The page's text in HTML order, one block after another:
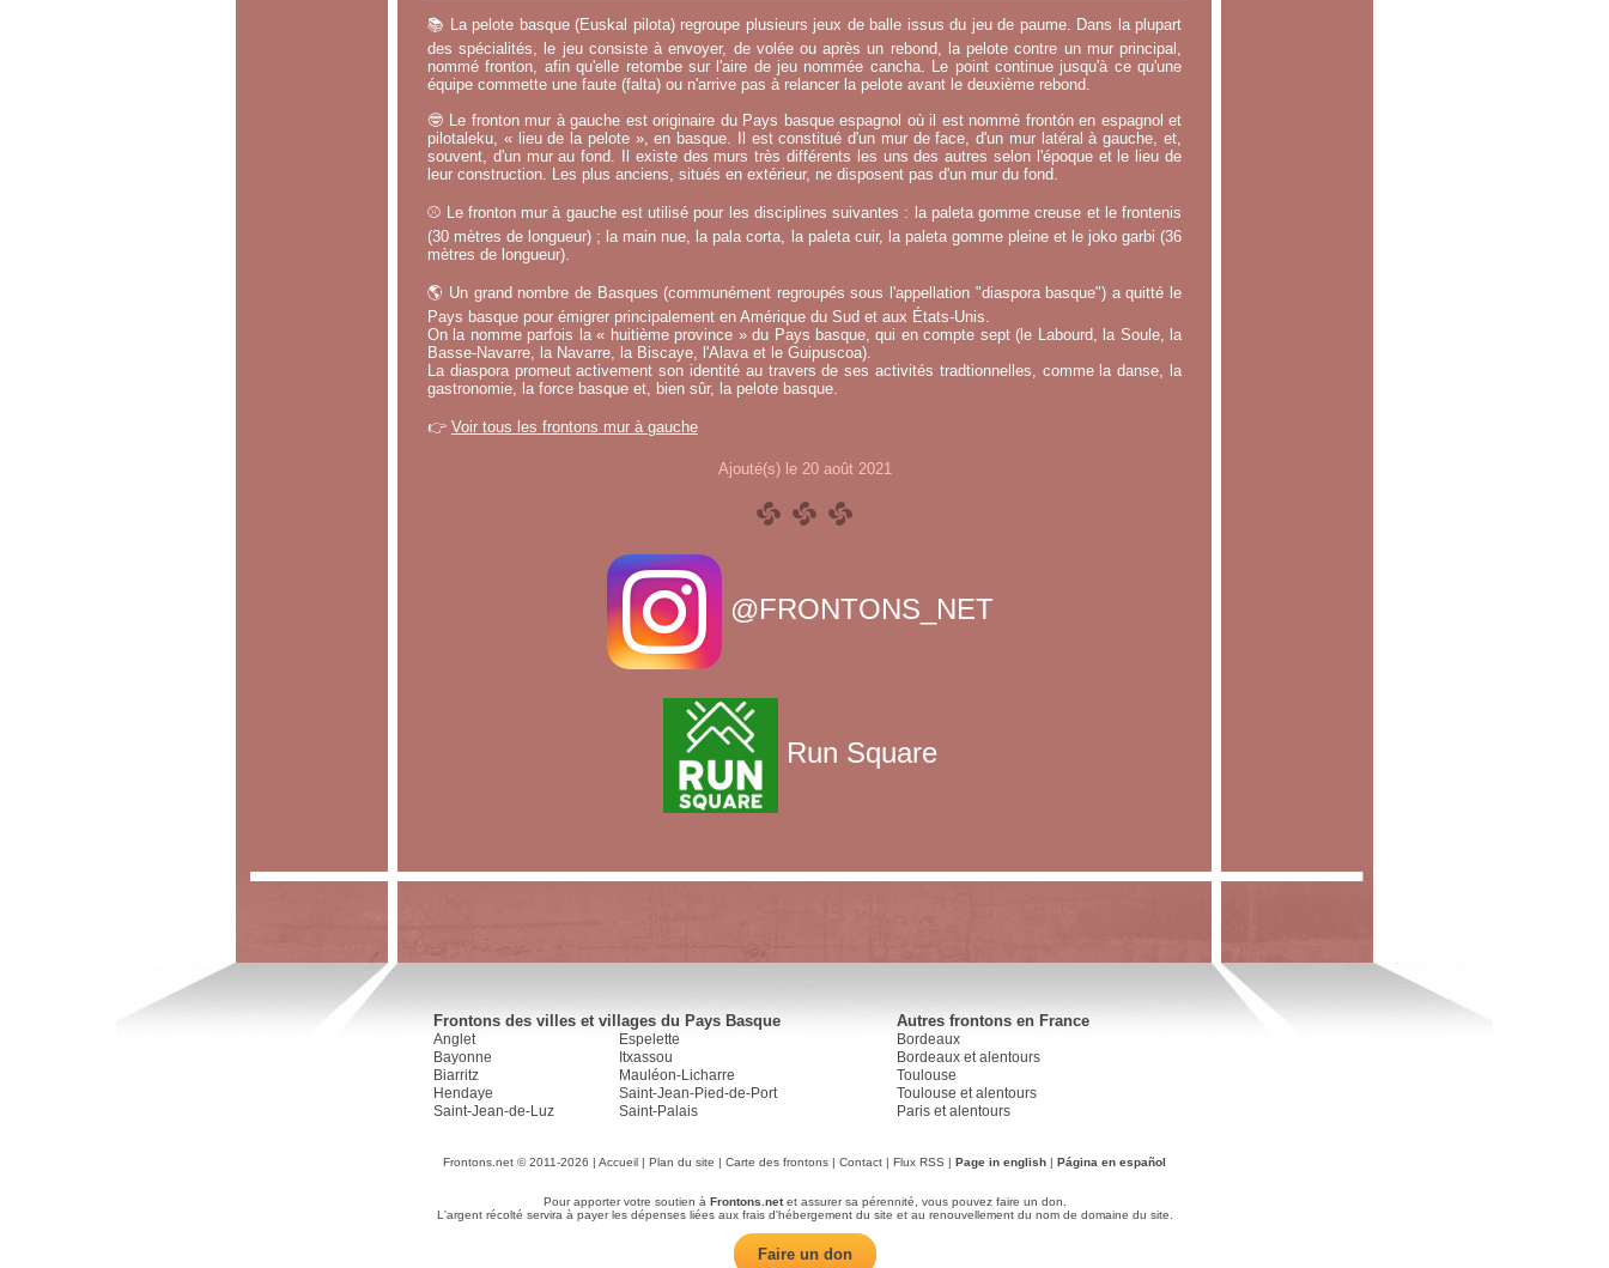
📚 La pelote basque (Euskal pilota) regroupe plusieurs jeux de balle issus du jeu de paume. Dans la plupart
des spécialités, le jeu consiste à envoyer, de volée ou après un rebond, la pelote contre un mur principal,
nommé fronton, afin qu'elle retombe sur l'aire de jeu nommée cancha. Le point continue jusqu'à ce qu'une
équipe commette une faute (falta) ou n'arrive pas à relancer la pelote avant le deuxième rebond.
🤓 Le fronton mur à gauche est originaire du Pays basque espagnol où il est nommé frontón en espagnol et
pilotaleku, « lieu de la pelote », en basque. Il est constitué d'un mur de face, d'un mur latéral à gauche, et,
souvent, d'un mur au fond. Il existe des murs très différents les uns des autres selon l'époque et le lieu de
leur construction. Les plus anciens, situés en extérieur, ne disposent pas d'un mur du fond.
⚾ Le fronton mur à gauche est utilisé pour les disciplines suivantes : la paleta gomme creuse et le frontenis
(30 mètres de longueur) ; la main nue, la pala corta, la paleta cuir, la paleta gomme pleine et le joko garbi (36
mètres de longueur).
🌎 Un grand nombre de Basques (communément regroupés sous l'appellation "diaspora basque") a quitté le
Pays basque pour émigrer principalement en Amérique du Sud et aux États-Unis.
On la nomme parfois la « huitième province » du Pays basque, qui en compte sept (le Labourd, la Soule, la
Basse-Navarre, la Navarre, la Biscaye, l'Alava et le Guipuscoa).
La diaspora promeut activement son identité au travers de ses activités tradtionnelles, comme la danse, la
gastronomie, la force basque et, bien sûr, la pelote basque.
👉 Voir tous les frontons mur à gauche
Ajouté(s) le 20 août 2021
@FRONTONS_NET
Run Square
Frontons des villes et villages du Pays Basque
Anglet
Bayonne
Biarritz
Hendaye
Saint-Jean-de-Luz
Espelette
Itxassou
Mauléon-Licharre
Saint-Jean-Pied-de-Port
Saint-Palais
Autres frontons en France
Bordeaux
Bordeaux et alentours
Toulouse
Toulouse et alentours
Paris et alentours
Frontons.net © 2011-2026 | Accueil | Plan du site | Carte des frontons | Contact | Flux RSS | Page in english | Página en español
Pour apporter votre soutien à Frontons.netet assurer sa pérennité, vous pouvez faire un don.
L'argent récolté servira à payer les dépenses liées aux frais d'hébergement du site et au renouvellement du nom de domaine du site.
Faire un don